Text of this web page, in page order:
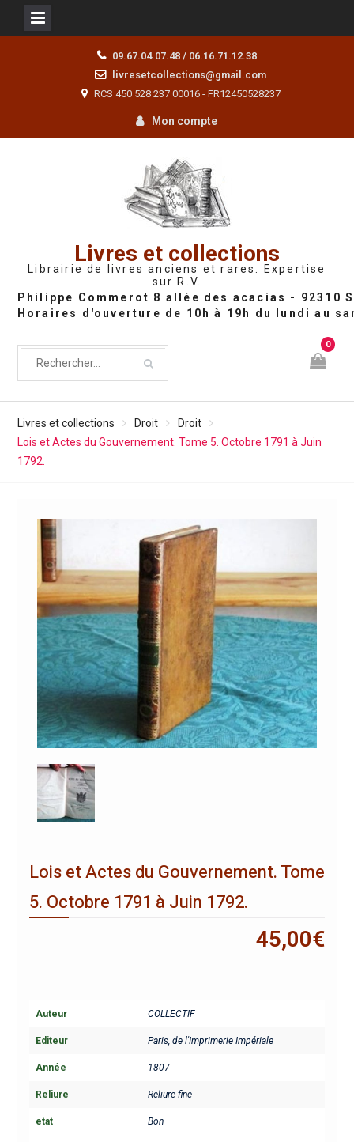
09.67.04.07.48 / 06.16.71.12.38
livresetcollections@gmail.com
RCS 450 528 237 00016 - FR12450528237
Mon compte
Livres et collections
Librairie de livres anciens et rares. Expertise
sur R.V.
0
Livres et collections Droit
Droit
Lois et Actes du Gouvernement. Tome 5. Octobre 1791 à Juin
1792.
Lois et Actes du Gouvernement. Tome
5. Octobre 1791 à Juin 1792.
45,00€
Auteur COLLECTIF
Editeur Paris, de l'Imprimerie Impériale
Année 1807
Reliure Reliure fine
etat Bon